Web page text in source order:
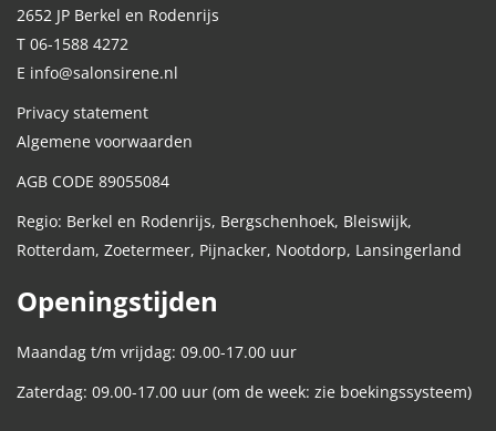
2652 JP Berkel en Rodenrijs
T 06-1588 4272
E info@salonsirene.nl
Privacy statement
Algemene voorwaarden
AGB CODE 89055084
Regio: Berkel en Rodenrijs, Bergschenhoek, Bleiswijk,
Rotterdam, Zoetermeer, Pijnacker, Nootdorp, Lansingerland
Openingstijden
Maandag t/m vrijdag: 09.00-17.00 uur
Zaterdag: 09.00-17.00 uur (om de week: zie boekingssysteem)